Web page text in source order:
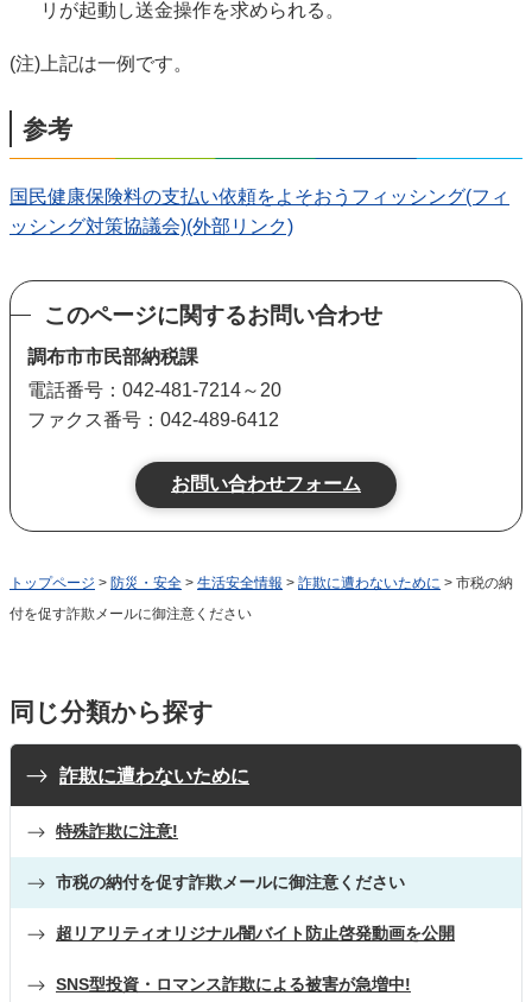
リが起動し送金操作を求められる。
(注)上記は一例です。
参考
国民健康保険料の支払い依頼をよそおうフィッシング(フィ
ッシング対策協議会)(外部リンク)
このページに関するお問い合わせ
調布市市民部納税課
電話番号：042-481-7214～20
ファクス番号：042-489-6412
トップページ > 防災・安全 > 生活安全情報 > 詐欺に遭わないために > 市税の納
付を促す詐欺メールに御注意ください
同じ分類から探す
詐欺に遭わないために
特殊詐欺に注意!
市税の納付を促す詐欺メールに御注意ください
超リアリティオリジナル闇バイト防止啓発動画を公開
SNS型投資・ロマンス詐欺による被害が急増中!